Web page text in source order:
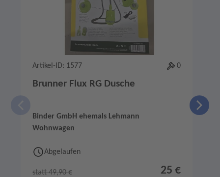
Artikel-ID: 1577 0
Brunner Flux RG Dusche
Binder GmbH ehemals Lehmann
Wohnwagen
Abgelaufen
statt 49,90 € 25 €